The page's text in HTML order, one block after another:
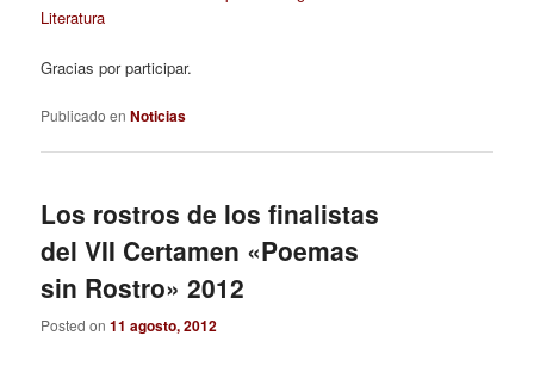
Literatura
Gracias por participar.
Publicado en Noticias
Los rostros de los finalistas
del VII Certamen «Poemas
sin Rostro» 2012
Posted on11 agosto, 2012